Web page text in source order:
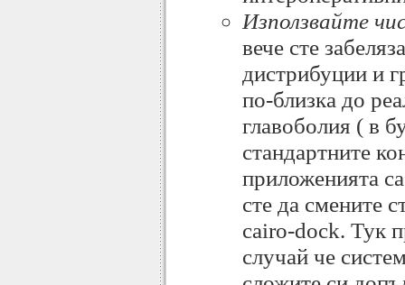
Използвайте
вече сте
дистрибуции и
по-близка до
главоболия ( в
стандартните
приложенията
сте да смените
cairo-dock. Тук
случай че